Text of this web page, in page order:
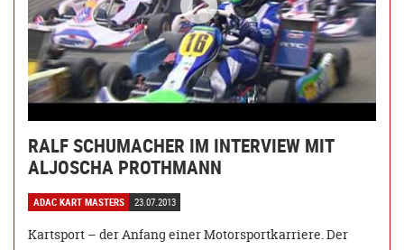
RALF SCHUMACHER IM INTERVIEW MIT
ALJOSCHA PROTHMANN
ADAC KART MASTERS 23.07.2013
Kartsport – der Anfang einer Motorsportkarriere. Der